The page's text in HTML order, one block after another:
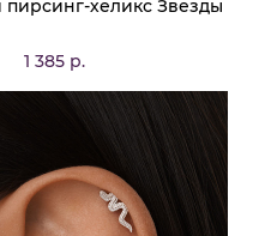
хеликс Звезды
1 385 р.